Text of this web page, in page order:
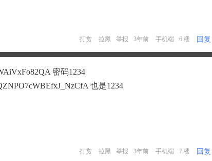
打赏 拉黑 举报 3年前 手机端 6 楼 回复
密码1234
也是1234
打赏 拉黑 举报 3年前 手机端 7 楼 回复